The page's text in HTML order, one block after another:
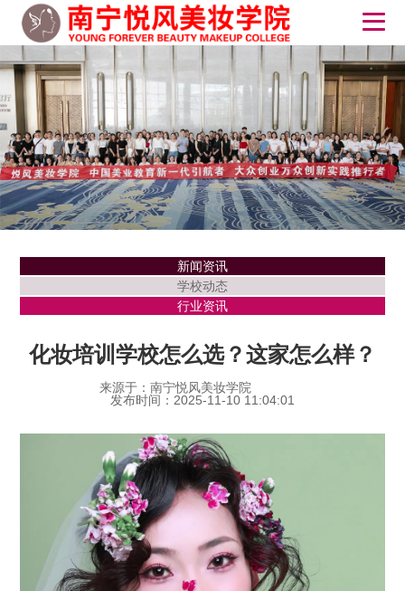
新闻资讯
学校动态
行业资讯
化妆培训学校怎么选？这家怎么样？
来源于：南宁悦风美妆学院
发布时间：2025-11-10 11:04:01